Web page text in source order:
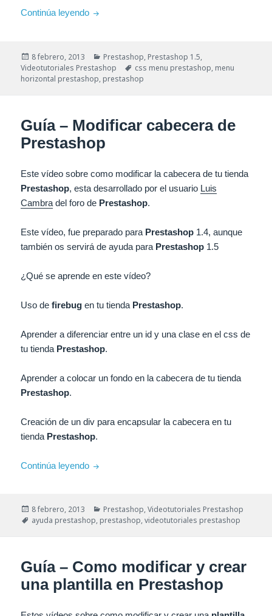
Continúa leyendo Guía – Modificar el aspecto del menú
Publicado
el
8 febrero, 2013 Categorías
Prestashop, Prestashop 1.5,
Videotutoriales Prestashop
Etiquetas
css menu prestashop, menu
horizontal prestashop, prestashop
Guía – Modificar cabecera de
Prestashop
Este vídeo sobre como modificar la cabecera de tu tienda
Prestashop, esta desarrollado por el usuario Luis
Cambra del foro de Prestashop.
Este vídeo, fue preparado para Prestashop 1.4, aunque
también os servirá de ayuda para Prestashop 1.5
¿Qué se aprende en este vídeo?
Uso defirebug en tu tienda Prestashop.
Aprender a diferenciar entre un id y una clase en elcss de
tu tienda Prestashop.
Aprender a colocar un fondo en la cabecera de tu tienda
Prestashop.
Creación de undiv para encapsular la cabecera en tu
tienda Prestashop.
Continúa leyendo Guía – Modificar cabecera de Prestashop
Publicado
el
8 febrero, 2013 Categorías
Prestashop,Videotutoriales Prestashop
Etiquetas
ayuda prestashop, prestashop,videotutoriales prestashop
Guía – Como modificar y crear
una plantilla en Prestashop